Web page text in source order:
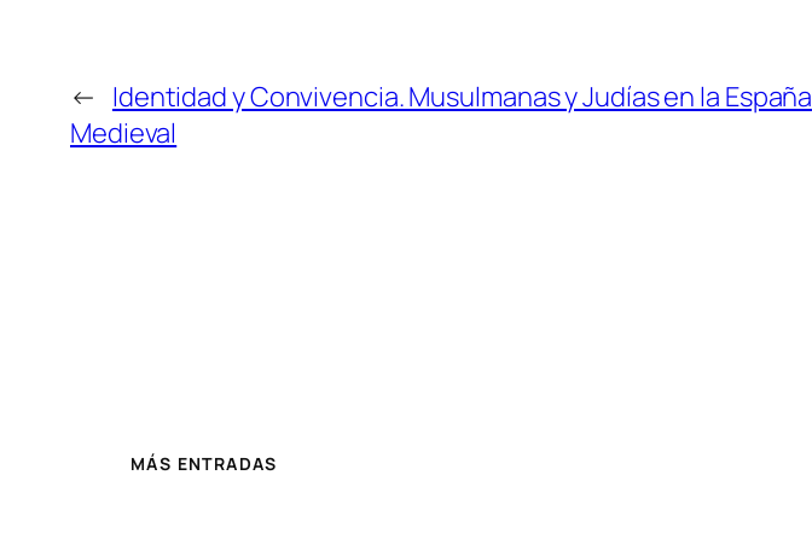
← Identidad y Convivencia. Musulmanas y Judías en la España
Medieval
MÁS ENTRADAS